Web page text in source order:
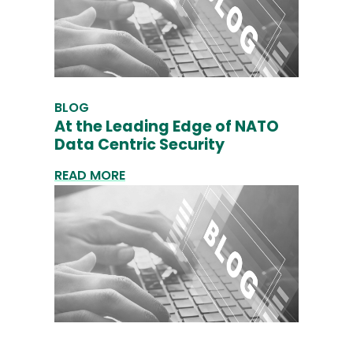
BLOG
At the Leading Edge of NATO
Data Centric Security
READ MORE